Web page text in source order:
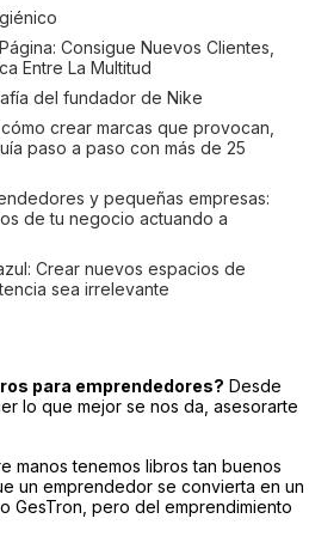
Consigue Nuevos Clientes,
Entre La Multitud
del fundador de Nike
cómo crear marcas que provocan,
paso a paso con más de 25
y pequeñas empresas:
de tu negocio actuando a
Crear nuevos espacios de
sea irrelevante
para emprendedores? Desde
lo que mejor se nos da, asesorarte
manos tenemos libros tan buenos
un emprendedor se convierta en un
GesTron, pero del emprendimiento